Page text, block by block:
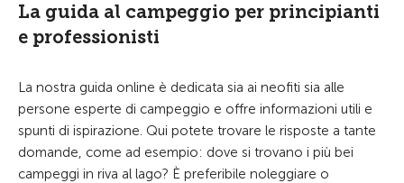
La guida al campeggio per principianti
e professionisti
La nostra guida online è dedicata sia ai neofiti sia alle
persone esperte di campeggio e offre informazioni utili e
spunti di ispirazione. Qui potete trovare le risposte a tante
domande, come ad esempio: dove si trovano i più bei
campeggi in riva al lago? È preferibile noleggiare o